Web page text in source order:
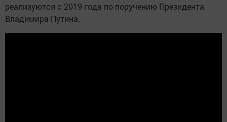
реализуются с 2019 года по поручению Президента
Владимира Путина.